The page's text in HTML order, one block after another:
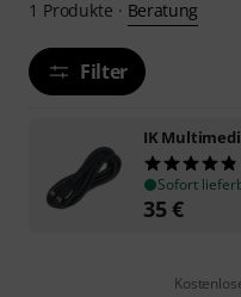
1 Produkte · Beratung
Filter
IK
Sofort
35€